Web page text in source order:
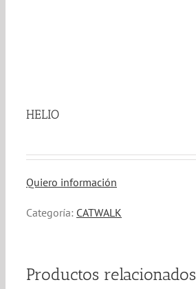
HELIO
Quiero información
Categoría: CATWALK
Productos relacionados